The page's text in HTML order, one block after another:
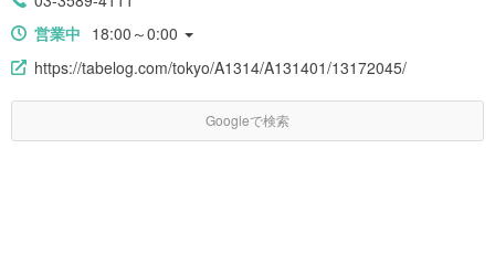
営業中 18:00～0:00
https://tabelog.com/tokyo/A1314/A131401/13172045/
Googleで検索